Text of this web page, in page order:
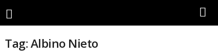
Tag: Albino Nieto